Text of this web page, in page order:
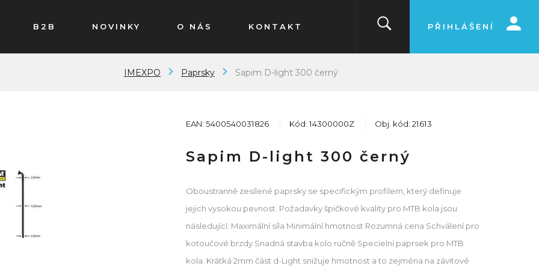
B2B NOVINKY O NÁS KONTAKT PŘIHLÁŠENÍ
IMEXPO Paprsky Sapim D-light 300 černý
EAN: 5400540031826 Kód: 14300000Z Obj. kód: 21613
Sapim D-light 300 černý
Oboustranně zesílené paprsky se specifickým profilem, který definuje
jejich vysokou pevnost. Požadavky špičkové kvality pro MTB kola jsou
následující: Maximální síla Minimální hmotnost Rozumná cena Schválení pro
kotoučové brzdy Snadná stavba kolo ručně Specielní paprsek pro MTB
kola. Krátká 2mm část d-Light snižuje hmotnost a to zejména na závitové